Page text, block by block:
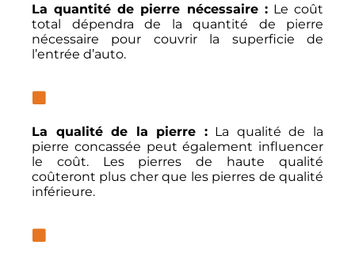
La quantité de pierre nécessaire :Le coût
total dépendra de la quantité de pierre
nécessaire pour couvrir la superficie de
l’entrée d’auto.
La qualité de la pierre :La qualité de la
pierre concassée peut également influencer
le coût. Les pierres de haute qualité
coûteront plus cher que les pierres de qualité
inférieure.